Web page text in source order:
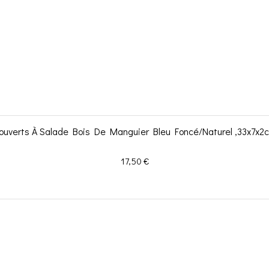
À Salade Bois De Manguier Bleu Foncé/Naturel
Prix
17,50 €